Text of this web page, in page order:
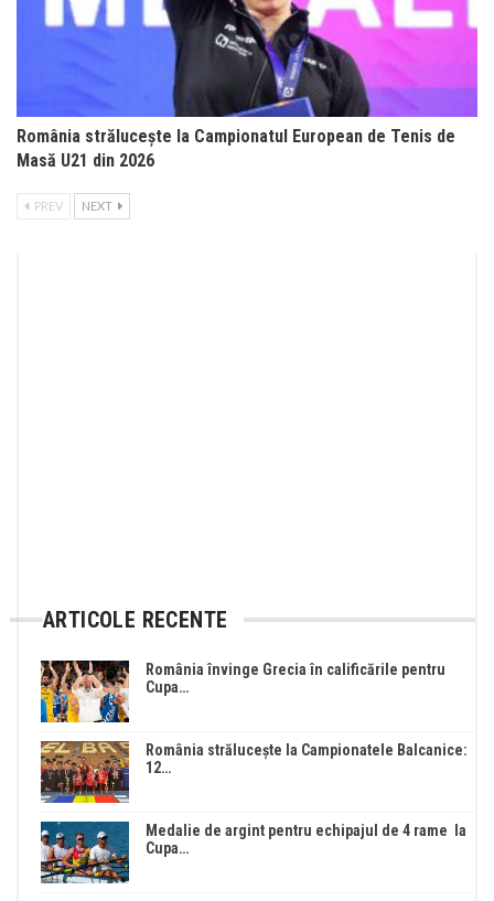
România strălucește la Campionatul European de Tenis de
Masă U21 din 2026
PREV NEXT
ARTICOLE RECENTE
România învinge Grecia în calificările pentru
Cupa…
România strălucește la Campionatele Balcanice:
12…
Medalie de argint pentru echipajul de 4 rame la
Cupa…